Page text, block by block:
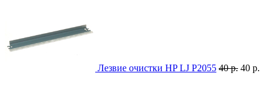
Лезвие очистки HP LJ P2055 40 р. 40 р.